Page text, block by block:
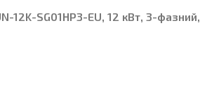
12K-SG01HP3-EU, 12 кВт, 3-фазний,